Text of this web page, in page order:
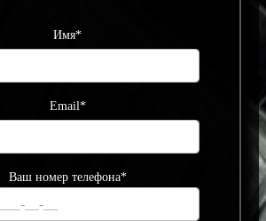
Имя*
Email*
Ваш номер телефона*